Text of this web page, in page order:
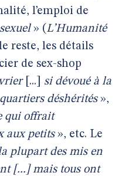
l’emploi de
» (L’Humanité
reste, les détails
de sex-shop
[...] si dévoué à la
déshérités»,
qui offrait
aux petits», etc. Le
plupart des mis en
[...] mais tous ont